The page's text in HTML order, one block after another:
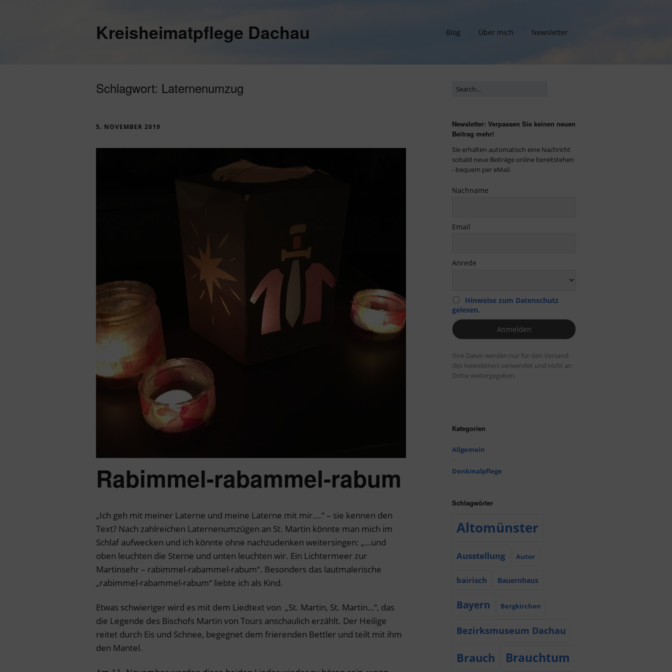
Kreisheimatpflege Dachau Blog Über mich Newsletter
Schlagwort: Laternenumzug
5. NOVEMBER 2019
Rabimmel-rabammel-rabum
„Ich geh mit meiner Laterne und meine Laterne mit mir….“ – sie kennen den
Text? Nach zahlreichen Laternenumzügen an St. Martin könnte man mich im
Schlaf aufwecken und ich könnte ohne nachzudenken weitersingen: „…und
oben leuchten die Sterne und unten leuchten wir. Ein Lichtermeer zur
Martinsehr – rabimmel-rabammel-rabum“. Besonders das lautmalerische
„rabimmel-rabammel-rabum“ liebte ich als Kind.
Etwas schwieriger wird es mit dem Liedtext von „St. Martin, St. Martin…“, das
die Legende des Bischofs Martin von Tours anschaulich erzählt. Der Heilige
reitet durch Eis und Schnee, begegnet dem frierenden Bettler und teilt mit ihm
den Mantel.
Newsletter: Verpassen Sie keinen neuen
Beitrag mehr!
Sie erhalten automatisch eine Nachricht
sobald neue Beiträge online bereitstehen
- bequem per eMail.
Nachname
Email
Anrede
Hinweise zum Datenschutz
gelesen.
Ihre Daten werden nur für den Versand
des Newsletters verwendet und nicht an
Dritte weitergegeben.
Kategorien
Allgemein
Denkmalpflege
Schlagwörter
Altomünster
Ausstellung Autor
bairisch Bauernhaus
Bayern Bergkirchen
Bezirksmuseum Dachau
Brauch Brauchtum